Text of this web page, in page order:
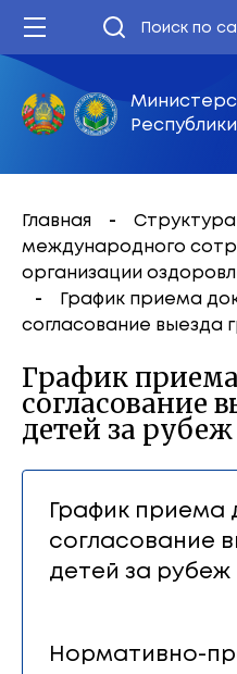
Главная Структура
международного
организации
График приема
согласование выезда
График
согласование
детей за рубеж
График приема
согласование
детей за рубеж
Нормативно-